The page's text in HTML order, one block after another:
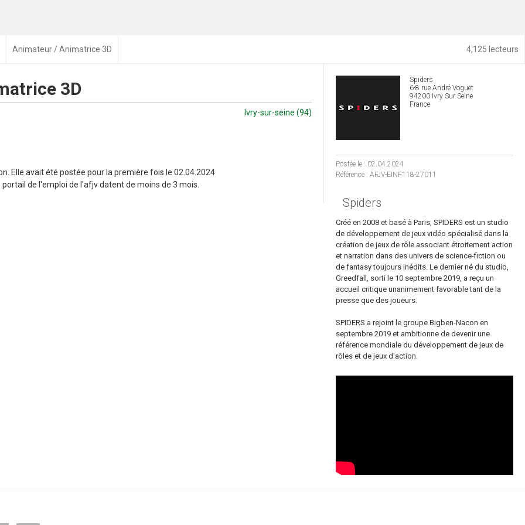
4,125 lecteurs
Animateur / Animatrice 3D
Spiders
6-8 rue André Voguet
94200 Ivry Sur Seine
France
Postée le : 02.04.2024
Référence : AFJV-EINF118-27011
Spiders
Créé en 2008 et basé à Paris, SPIDERS est un studio
de développement de jeux vidéo spécialisé dans la
création de jeux de rôle associant étroitement action
et narration dans des univers de science-fiction ou
de fantasy toujours inédits. Le dernier né du studio,
Greedfall, sorti le 10 septembre 2019, a reçu un
accueil critique unanimement favorable tant de la
presse que des joueurs.
SPIDERS a rejoint le groupe Bigben-Nacon en
septembre 2019 et ambitionne de devenir une
référence mondiale du développement de jeux de
rôles et de jeux d'action.
3D
Ivry-sur-seine (94)
Elle avait été postée pour la première fois le 02.04.2024
de l'emploi de l'afjv datent de moins de 3 mois.